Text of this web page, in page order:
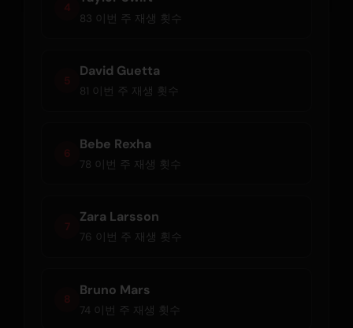
4
83 이번 주 재생 횟수
5
David Guetta
81 이번 주 재생 횟수
6
Bebe Rexha
78 이번 주 재생 횟수
7
Zara Larsson
76 이번 주 재생 횟수
8
Bruno Mars
74 이번 주 재생 횟수